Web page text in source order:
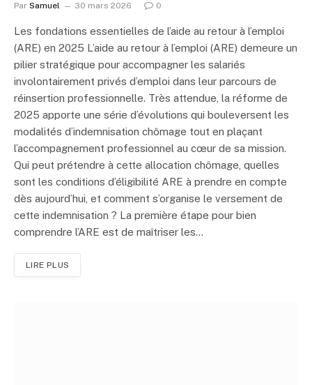
Par Samuel 30 mars 2026 0
Les fondations essentielles de l’aide au retour à l’emploi
(ARE) en 2025 L’aide au retour à l’emploi (ARE) demeure un
pilier stratégique pour accompagner les salariés
involontairement privés d’emploi dans leur parcours de
réinsertion professionnelle. Très attendue, la réforme de
2025 apporte une série d’évolutions qui bouleversent les
modalités d’indemnisation chômage tout en plaçant
l’accompagnement professionnel au cœur de sa mission.
Qui peut prétendre à cette allocation chômage, quelles
sont les conditions d’éligibilité ARE à prendre en compte
dès aujourd’hui, et comment s’organise le versement de
cette indemnisation ? La première étape pour bien
comprendre l’ARE est de maîtriser les…
LIRE PLUS